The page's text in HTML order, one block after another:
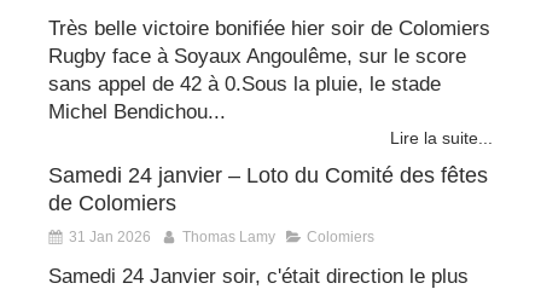
Très belle victoire bonifiée hier soir de Colomiers
Rugby face à Soyaux Angoulême, sur le score
sans appel de 42 à 0.Sous la pluie, le stade
Michel Bendichou...
Lire la suite...
Samedi 24 janvier – Loto du Comité des fêtes
de Colomiers
31 Jan 2026 Thomas Lamy Colomiers
Samedi 24 Janvier soir, c'était direction le plus